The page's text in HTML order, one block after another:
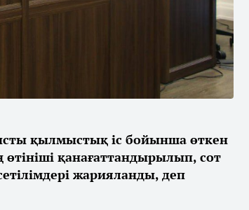
қылмыстық іс бойынша өткен
қанағаттандырылып, сот
жарияланды, деп